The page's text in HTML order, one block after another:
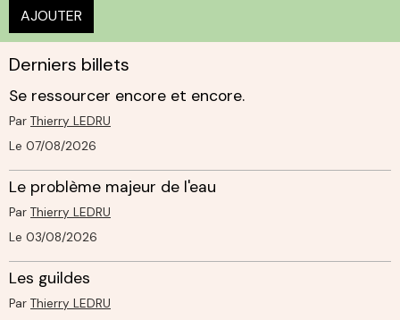
AJOUTER
Derniers billets
Se ressourcer encore et encore.
Par Thierry LEDRU
Le 07/08/2026
Le problème majeur de l'eau
Par Thierry LEDRU
Le 03/08/2026
Les guildes
Par Thierry LEDRU